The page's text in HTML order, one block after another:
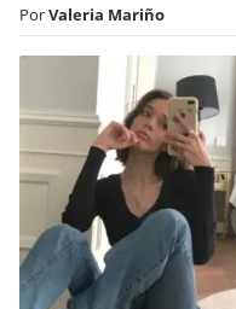
PorValeria Mariño